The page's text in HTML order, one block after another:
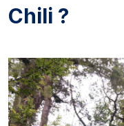
Chili ?